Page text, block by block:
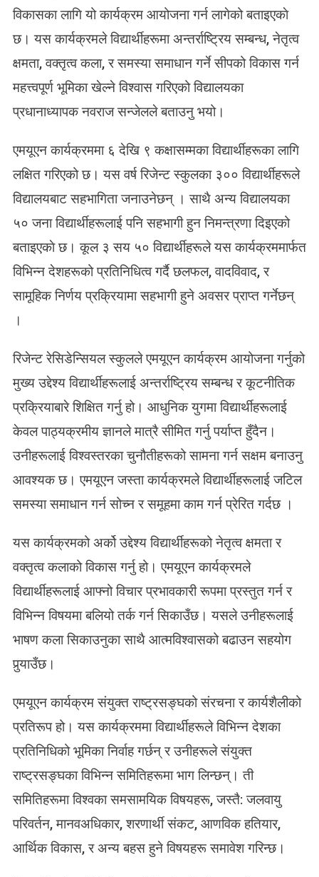
न्स
का
विकासका लागि यो कार्यक्रम आयोजना गर्न लागेको बताइएकाे
छ। यस कार्यक्रमले विद्यार्थीहरूमा अन्तर्राष्ट्रिय सम्बन्ध, नेतृत्व
क्षमता, वक्तृत्व कला, र समस्या समाधान गर्ने सीपको विकास गर्न
महत्त्वपूर्ण भूमिका खेल्ने विश्वास गरिएको विद्यालयका
प्रधानाध्यापक नवराज सन्जेलले बताउनु भयो।
एमयूएन कार्यक्रममा ६ देखि ९ कक्षासम्मका विद्यार्थीहरूका लागि
लक्षित गरिएको छ। यस वर्ष रिजेन्ट स्कुलका ३०० विद्यार्थीहरूले
विद्यालयबाट सहभागिता जनाउनेछन् । साथै अन्य विद्यालयका
५० जना विद्यार्थीहरूलाई पनि सहभागी हुन निमन्त्रणा दिइएको
बताइएकाे छ। कूल ३ सय ५० विद्यार्थीहरूले यस कार्यक्रममार्फत
विभिन्न देशहरूको प्रतिनिधित्व गर्दै छलफल, वादविवाद, र
सामूहिक निर्णय प्रक्रियामा सहभागी हुने अवसर प्राप्त गर्नेछन्
।
रिजेन्ट रेसिडेन्सियल स्कुलले एमयूएन कार्यक्रम आयोजना गर्नुको
मुख्य उद्देश्य विद्यार्थीहरूलाई अन्तर्राष्ट्रिय सम्बन्ध र कूटनीतिक
प्रक्रियाबारे शिक्षित गर्नु हो। आधुनिक युगमा विद्यार्थीहरूलाई
केवल पाठ्यक्रमीय ज्ञानले मात्रै सीमित गर्नु पर्याप्त हुँदैन।
उनीहरूलाई विश्वस्तरका चुनौतीहरूको सामना गर्न सक्षम बनाउनु
आवश्यक छ। एमयूएन जस्ता कार्यक्रमले विद्यार्थीहरूलाई जटिल
समस्या समाधान गर्न सोच्न र समूहमा काम गर्न प्रेरित गर्दछ ।
यस कार्यक्रमको अर्को उद्देश्य विद्यार्थीहरूको नेतृत्व क्षमता र
वक्तृत्व कलाको विकास गर्नु हो। एमयूएन कार्यक्रमले
विद्यार्थीहरूलाई आफ्नो विचार प्रभावकारी रूपमा प्रस्तुत गर्न र
विभिन्न विषयमा बलियो तर्क गर्न सिकाउँछ। यसले उनीहरूलाई
भाषण कला सिकाउनुका साथै आत्मविश्वासको बढाउन सहयोग
पुर्‍याउँछ।
एमयूएन कार्यक्रम संयुक्त राष्ट्रसङ्घको संरचना र कार्यशैलीको
प्रतिरूप हो। यस कार्यक्रममा विद्यार्थीहरूले विभिन्न देशका
प्रतिनिधिको भूमिका निर्वाह गर्छन् र उनीहरूले संयुक्त
राष्ट्रसङ्घका विभिन्न समितिहरूमा भाग लिन्छन्। ती
समितिहरूमा विश्वका समसामयिक विषयहरू, जस्तै: जलवायु
परिवर्तन, मानवअधिकार, शरणार्थी संकट, आणविक हतियार,
आर्थिक विकास, र अन्य बहस हुने विषयहरू समावेश गरिन्छ।